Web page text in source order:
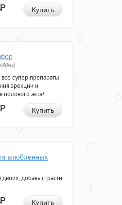
Р Купить
супер препараты
эрекции и
полового акта!
Р Купить
влюбленных
добавь страсти
Р Купить